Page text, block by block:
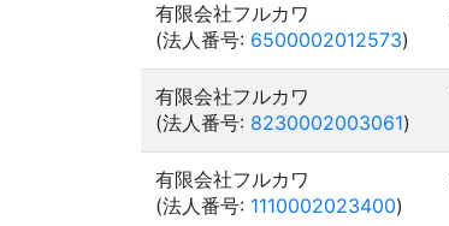
有限会社フルカワ
(法人番号: 6500002012573)
有限会社フルカワ
(法人番号: 8230002003061)
有限会社フルカワ
(法人番号: 1110002023400)